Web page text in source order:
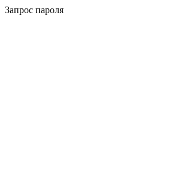
Запрос пароля